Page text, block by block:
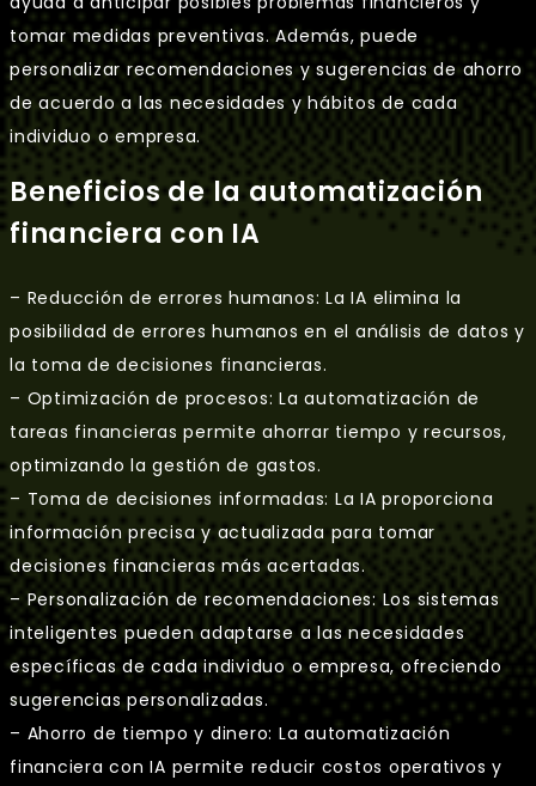
tomar medidas preventivas. Además, puede
personalizar recomendaciones y sugerencias de ahorro
de acuerdo a las necesidades y hábitos de cada
individuo o empresa.
Beneficios de la automatización
financiera con IA
– Reducción de errores humanos: La IA elimina la
posibilidad de errores humanos en el análisis de datos y
la toma de decisiones financieras.
– Optimización de procesos: La automatización de
tareas financieras permite ahorrar tiempo y recursos,
optimizando la gestión de gastos.
– Toma de decisiones informadas: La IA proporciona
información precisa y actualizada para tomar
decisiones financieras más acertadas.
– Personalización de recomendaciones: Los sistemas
inteligentes pueden adaptarse a las necesidades
específicas de cada individuo o empresa, ofreciendo
sugerencias personalizadas.
– Ahorro de tiempo y dinero: La automatización
financiera con IA permite reducir costos operativos y